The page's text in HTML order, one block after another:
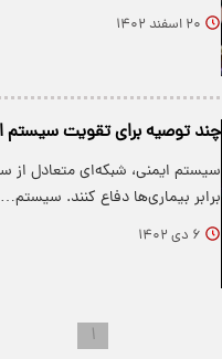
۲۰ اسفند ۱۴۰۲
چند توصیه برای تقویت سیستم
سیستم ایمنی، شبکه‌ای متعادل از
برابر بیماری‌ها دفاع کنند. سیستم…
۶ دی ۱۴۰۲
۱